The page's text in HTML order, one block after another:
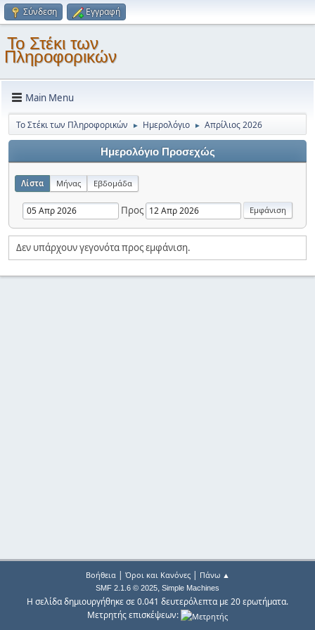
Σύνδεση Εγγραφή
Το Στέκι των
Πληροφορικών
Main Menu
Το Στέκι των Πληροφορικών ► Ημερολόγιο ► Απρίλιος 2026
Ημερολόγιο Προσεχώς
Λίστα Μήνας Εβδομάδα
Προς
Δεν υπάρχουν γεγονότα προς εμφάνιση.
Βοήθεια| Όροι και Κανόνες| Πάνω ▲
SMF 2.1.6 © 2025, Simple Machines
Η σελίδα δημιουργήθηκε σε 0.041 δευτερόλεπτα με 20 ερωτήματα.
Μετρητής επισκέψεων: